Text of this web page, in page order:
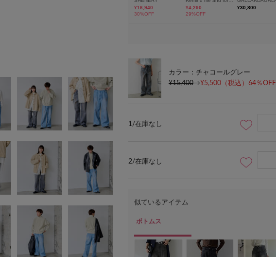
カラー：チャコールグレー
¥15,400→¥5,500 （税込）64％OFF
1/在庫なし
2/在庫なし